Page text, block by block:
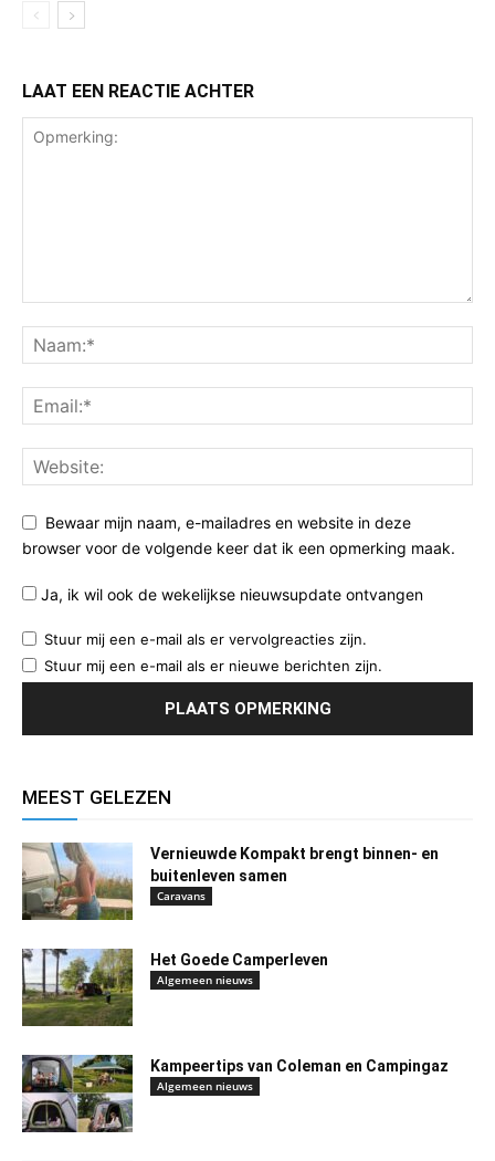
LAAT EEN REACTIE ACHTER
Bewaar mijn naam, e-mailadres en website in deze
browser voor de volgende keer dat ik een opmerking maak.
Ja, ik wil ook de wekelijkse nieuwsupdate ontvangen
Stuur mij een e-mail als er vervolgreacties zijn.
Stuur mij een e-mail als er nieuwe berichten zijn.
MEEST GELEZEN
Vernieuwde Kompakt brengt binnen- en
buitenleven samen
Caravans
Het Goede Camperleven
Algemeen nieuws
Kampeertips van Coleman en Campingaz
Algemeen nieuws